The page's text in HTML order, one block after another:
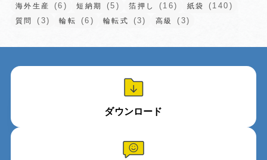
海外生産 (6) 短納期 (5) 箔押し (16) 紙袋 (140)
質問 (3) 輪転 (6) 輪転式 (3) 高級 (3)
ダウンロード